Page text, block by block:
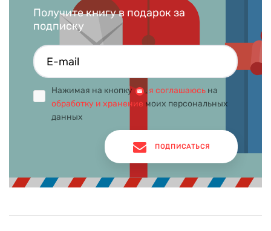
Получите книгу в подарок за
подписку
Нажимая на кнопку , я соглашаюсь на
обработку и хранение моих персональных
данных
ПОДПИСАТЬСЯ